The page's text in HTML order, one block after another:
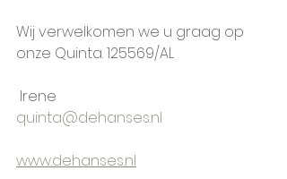
Wij verwelkomen we u graag op
onze Quinta. 125569/AL
Irene
quinta@dehanses.nl
www.dehanses.nl